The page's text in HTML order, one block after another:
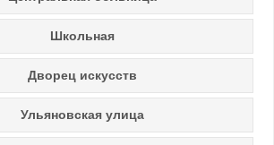
Школьная
Дворец искусств
Ульяновская улица